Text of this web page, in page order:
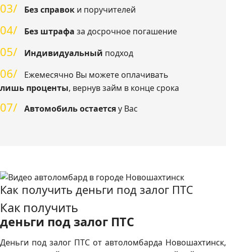
03/ Без справок и поручителей
04/ Без штрафа за досрочное погашение
05/ Индивидуальный подход
06/
Ежемесячно Вы можете оплачивать
лишь проценты, вернув займ в конце срока
07/ Автомобиль остаетсяу Вас
Как получить деньги под залог ПТС
Как получить
деньги под залог ПТС
Деньги под залог ПТС от автоломбарда Новошахтинск,